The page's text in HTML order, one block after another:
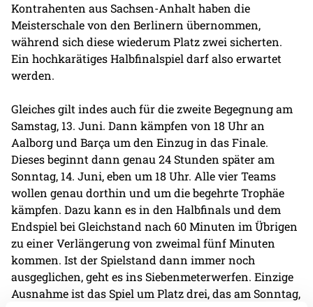
Kontrahenten aus Sachsen-Anhalt haben die
Meisterschale von den Berlinern übernommen,
während sich diese wiederum Platz zwei sicherten.
Ein hochkarätiges Halbfinalspiel darf also erwartet
werden.
Gleiches gilt indes auch für die zweite Begegnung am
Samstag, 13. Juni. Dann kämpfen von 18 Uhr an
Aalborg und Barça um den Einzug in das Finale.
Dieses beginnt dann genau 24 Stunden später am
Sonntag, 14. Juni, eben um 18 Uhr. Alle vier Teams
wollen genau dorthin und um die begehrte Trophäe
kämpfen. Dazu kann es in den Halbfinals und dem
Endspiel bei Gleichstand nach 60 Minuten im Übrigen
zu einer Verlängerung von zweimal fünf Minuten
kommen. Ist der Spielstand dann immer noch
ausgeglichen, geht es ins Siebenmeterwerfen. Einzige
Ausnahme ist das Spiel um Platz drei, das am Sonntag,